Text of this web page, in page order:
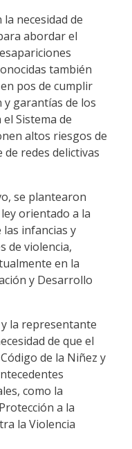
necesidad de
abordar el
también
pos de cumplir
y garantías de los
Sistema de
altos riesgos de
redes delictivas
se plantearon
orientado a la
infancias y
de violencia,
en la
y Desarrollo
la representante
de que el
de la Niñez y
como la
a la
la Violencia